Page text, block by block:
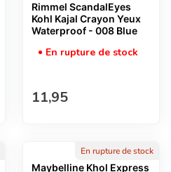
Rimmel ScandalEyes
Kohl Kajal Crayon Yeux
Waterproof - 008 Blue
En rupture de stock
Prix normal
11,95
En rupture de stock
Maybelline Khol Express